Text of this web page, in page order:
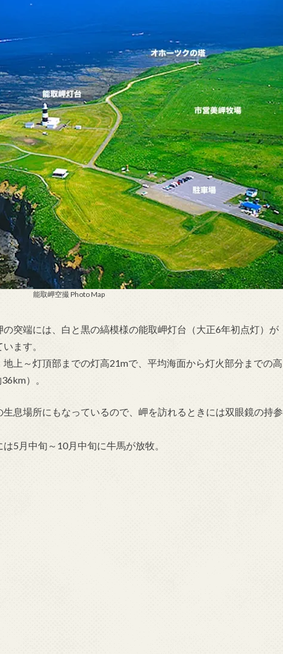
能取岬空撮 Photo Map
突端には、白と黒の縞模様の能取岬灯台（大正6年初点灯）が
ます。
上～灯頂部までの灯高21mで、平均海面から灯火部分までの高
）。
息場所にもなっているので、岬を訪れるときには双眼鏡の持参
5月中旬～10月中旬に牛馬が放牧。